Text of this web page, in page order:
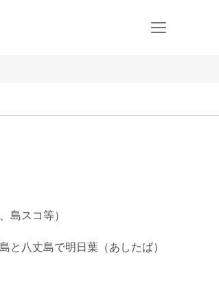
島スコ等）
と八丈島で明日葉（あしたば）